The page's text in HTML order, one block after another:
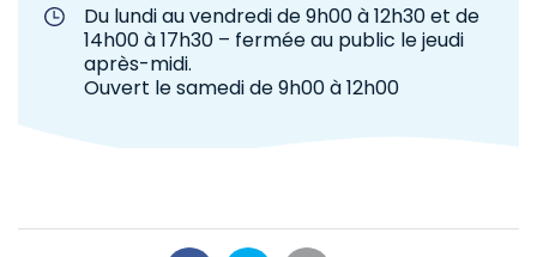
Du lundi au vendredi de 9h00 à 12h30 et de
14h00 à 17h30 – fermée au public le jeudi
après-midi.
Ouvert le samedi de 9h00 à 12h00